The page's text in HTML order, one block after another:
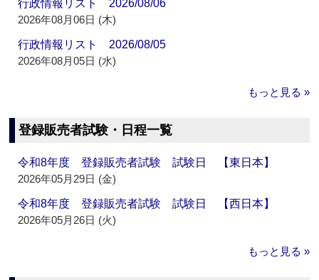
行政情報リスト 2026/08/06
2026年08月06日 (木)
行政情報リスト 2026/08/05
2026年08月05日 (水)
もっと見る »
登録販売者試験・日程一覧
令和8年度 登録販売者試験 試験日 【東日本】
2026年05月29日 (金)
令和8年度 登録販売者試験 試験日 【西日本】
2026年05月26日 (火)
もっと見る »